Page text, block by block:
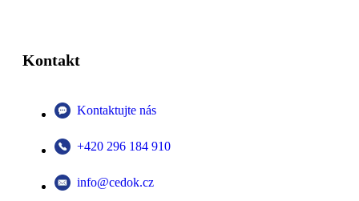
Kontakt
Kontaktujte nás
+420 296 184 910
info@cedok.cz